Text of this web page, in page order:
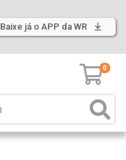
Baixe já o APP da WR
0